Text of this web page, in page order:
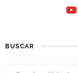
BUSCAR